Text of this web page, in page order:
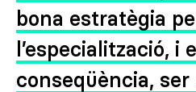
bona estratègia
l’especialització, i
conseqüència,